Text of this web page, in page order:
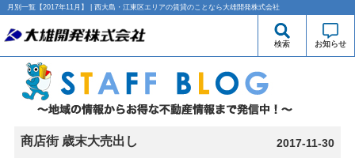
月別一覧【2017年11月】 | 西大島・江東区エリアの賃貸のことなら大雄開発株式会社
検索 お知らせ
商店街 歳末大売出し 2017-11-30